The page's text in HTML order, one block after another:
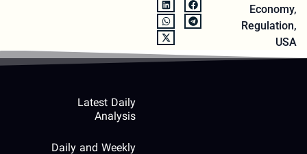
Economy,
Regulation,
USA
Latest Daily
Analysis
Daily and Weekly